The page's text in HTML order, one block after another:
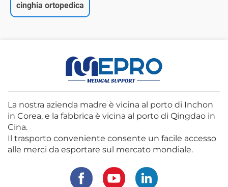
cinghia ortopedica
La nostra azienda madre è vicina al porto di Inchon
in Corea, e la fabbrica è vicina al porto di Qingdao in
Cina.
Il trasporto conveniente consente un facile accesso
alle merci da esportare sul mercato mondiale.